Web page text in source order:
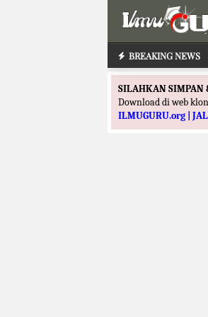
BREAKING NEWS
SILAHKAN SIMPAN
Download di web
ILMUGURU.org |